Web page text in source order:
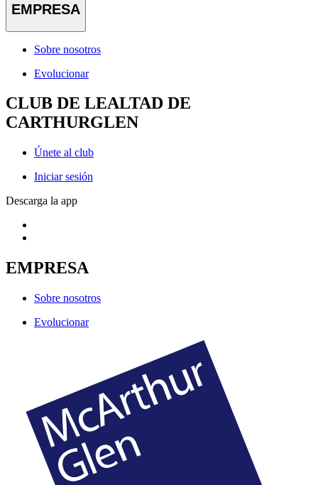
EMPRESA
Sobre nosotros
Evolucionar
CLUB DE LEALTAD DE
CARTHURGLEN
Únete al club
Iniciar sesión
Descarga la app
EMPRESA
Sobre nosotros
Evolucionar